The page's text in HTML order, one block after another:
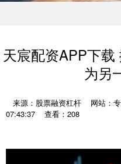
天宸配资APP下
为另
来源：股票融资杠杆 网站：
07:43:37
查看：208